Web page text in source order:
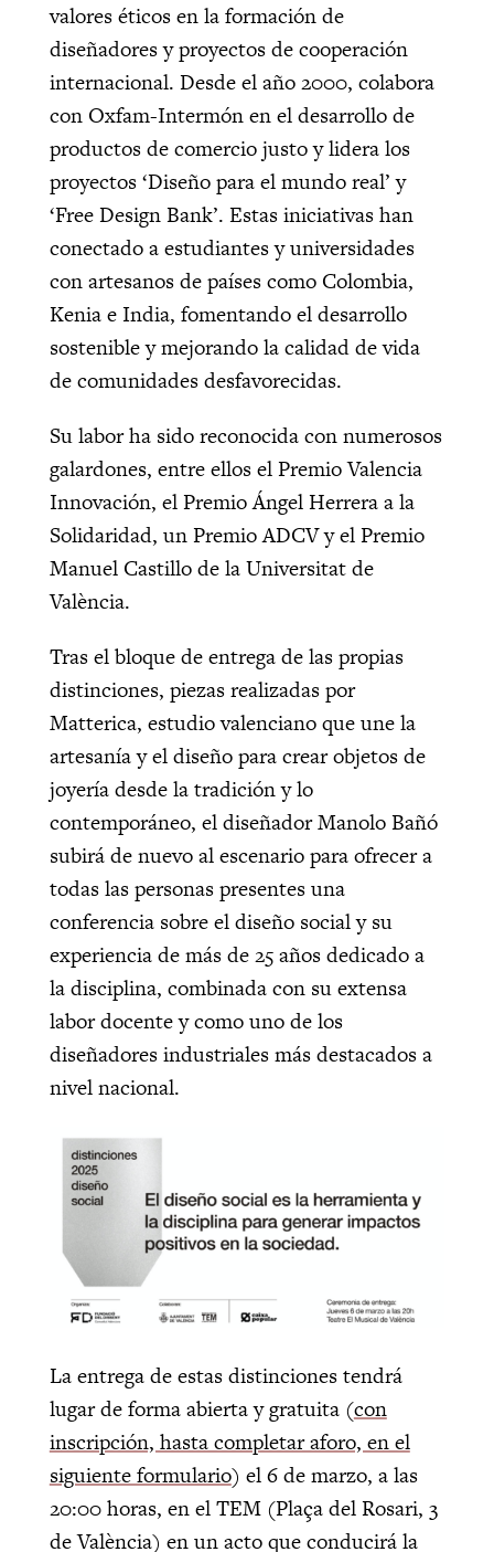
valores éticos en la formación de
diseñadores y proyectos de cooperación
internacional. Desde el año 2000, colabora
con Oxfam-Intermón en el desarrollo de
productos de comercio justo y lidera los
proyectos ‘Diseño para el mundo real’ y
‘Free Design Bank’. Estas iniciativas han
conectado a estudiantes y universidades
con artesanos de países como Colombia,
Kenia e India, fomentando el desarrollo
sostenible y mejorando la calidad de vida
de comunidades desfavorecidas.
Su labor ha sido reconocida con numerosos
galardones, entre ellos el Premio Valencia
Innovación, el Premio Ángel Herrera a la
Solidaridad, un Premio ADCV y el Premio
Manuel Castillo de la Universitat de
València.
Tras el bloque de entrega de las propias
distinciones, piezas realizadas por
Matterica, estudio valenciano que une la
artesanía y el diseño para crear objetos de
joyería desde la tradición y lo
contemporáneo, el diseñador Manolo Bañó
subirá de nuevo al escenario para ofrecer a
todas las personas presentes una
conferencia sobre el diseño social y su
experiencia de más de 25 años dedicado a
la disciplina, combinada con su extensa
labor docente y como uno de los
diseñadores industriales más destacados a
nivel nacional.
La entrega de estas distinciones tendrá
lugar de forma abierta y gratuita (con
inscripción, hasta completar aforo, en el
siguiente formulario) el 6 de marzo, a las
20:00 horas, en el TEM (Plaça del Rosari, 3
de València) en un acto que conducirá la